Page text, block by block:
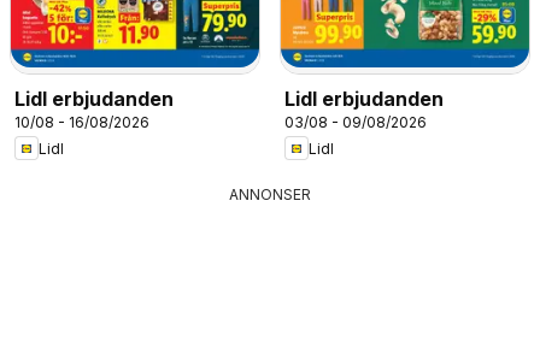
Lidl erbjudanden
10/08 - 16/08/2026
Lidl
Lidl erbjudanden
03/08 - 09/08/2026
Lidl
ANNONSER